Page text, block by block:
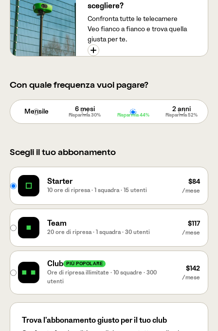
scegliere?
Confronta tutte le telecamere
Veo fianco a fianco e trova quella
giusta per te.
Con quale frequenza vuoi pagare?
Mensile 6 mesi
Risparmia30%
Annuale
Risparmia44%
2 anni
Risparmia52%
Scegli il tuo abbonamento
Starter
10 ore di ripresa · 1 squadra · 15 utenti
$84
/mese
Team
20 ore di ripresa · 1 squadra · 30 utenti
$117
/mese
Club PIÙ POPOLARE
Ore di ripresa illimitate · 10 squadre · 300
utenti
$142
/mese
Trova l'abbonamento giusto per il tuo club